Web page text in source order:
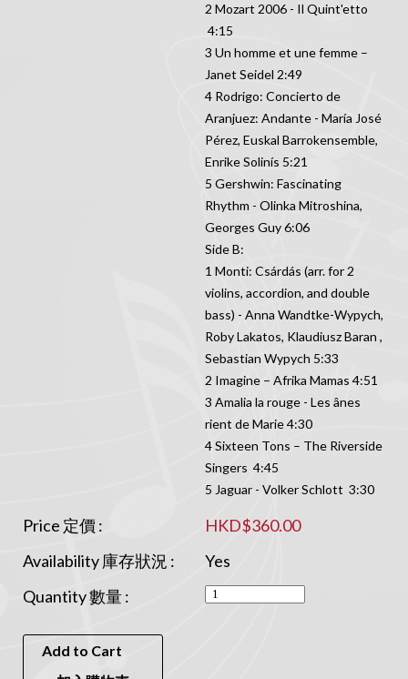
2 Mozart 2006 - Il Quint'etto
4:15
3 Un homme et une femme –
Janet Seidel 2:49
4 Rodrigo: Concierto de
Aranjuez: Andante - María José
Pérez, Euskal Barrokensemble,
Enrike Solinís 5:21
5 Gershwin: Fascinating
Rhythm - Olinka Mitroshina,
Georges Guy 6:06
Side B:
1 Monti: Csárdás (arr. for 2
violins, accordion, and double
bass) - Anna Wandtke-Wypych,
Roby Lakatos, Klaudiusz Baran ,
Sebastian Wypych 5:33
2 Imagine – Afrika Mamas 4:51
3 Amalia la rouge - Les ânes
rient de Marie 4:30
4 Sixteen Tons – The Riverside
Singers 4:45
5 Jaguar - Volker Schlott 3:30
Price 定價 :
HKD$360.00
Availability 庫存狀況 :
Yes
Quantity 數量 :
Add to Cart